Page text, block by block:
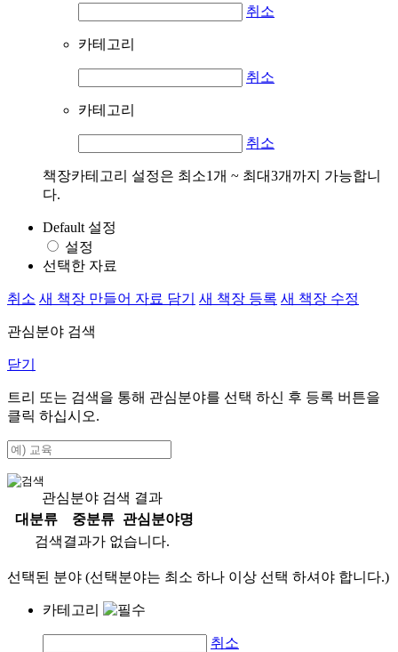
취소
카테고리
취소
카테고리
취소
책장카테고리 설정은 최소1개 ~ 최대3개까지 가능합니
다.
Default 설정
설정
선택한 자료
취소 새 책장 만들어 자료 담기 새 책장 등록 새 책장 수정
관심분야 검색
닫기
트리 또는 검색을 통해 관심분야를 선택 하신 후 등록 버튼을
클릭 하십시오.
관심분야 검색 결과
대분류
중분류
관심분야명
검색결과가 없습니다.
선택된 분야 (선택분야는 최소 하나 이상 선택 하셔야 합니다.)
카테고리
취소